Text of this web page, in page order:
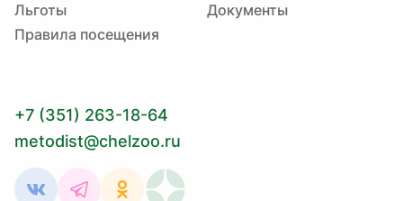
Льготы
Правила посещения
Документы
+7 (351) 263-18-64
metodist@chelzoo.ru